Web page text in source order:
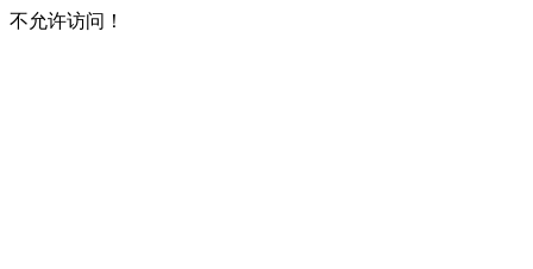
不允许访问！